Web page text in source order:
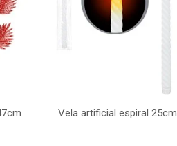
Vela artificial espiral 25cm